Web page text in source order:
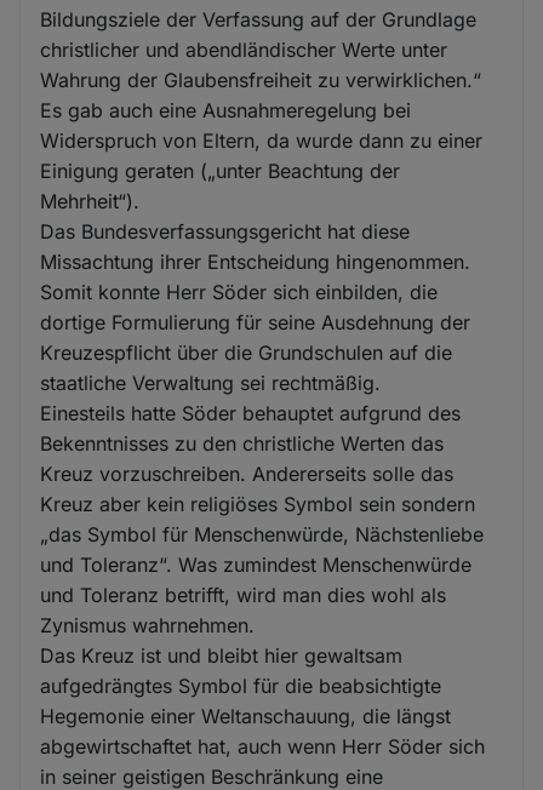
Bildungsziele der Verfassung auf der Grundlage
christlicher und abendländischer Werte unter
Wahrung der Glaubensfreiheit zu verwirklichen.“
Es gab auch eine Ausnahmeregelung bei
Widerspruch von Eltern, da wurde dann zu einer
Einigung geraten („unter Beachtung der
Mehrheit“).
Das Bundesverfassungsgericht hat diese
Missachtung ihrer Entscheidung hingenommen.
Somit konnte Herr Söder sich einbilden, die
dortige Formulierung für seine Ausdehnung der
Kreuzespflicht über die Grundschulen auf die
staatliche Verwaltung sei rechtmäßig.
Einesteils hatte Söder behauptet aufgrund des
Bekenntnisses zu den christliche Werten das
Kreuz vorzuschreiben. Andererseits solle das
Kreuz aber kein religiöses Symbol sein sondern
„das Symbol für Menschenwürde, Nächstenliebe
und Toleranz“. Was zumindest Menschenwürde
und Toleranz betrifft, wird man dies wohl als
Zynismus wahrnehmen.
Das Kreuz ist und bleibt hier gewaltsam
aufgedrängtes Symbol für die beabsichtigte
Hegemonie einer Weltanschauung, die längst
abgewirtschaftet hat, auch wenn Herr Söder sich
in seiner geistigen Beschränkung eine